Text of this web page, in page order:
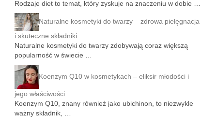
Rodzaje diet to temat, który zyskuje na znaczeniu w dobie …
Naturalne kosmetyki do twarzy – zdrowa pielęgnacja
i skuteczne składniki
Naturalne kosmetyki do twarzy zdobywają coraz większą
popularność w świecie …
Koenzym Q10 w kosmetykach – eliksir młodości i
jego właściwości
Koenzym Q10, znany również jako ubichinon, to niezwykle
ważny składnik, …